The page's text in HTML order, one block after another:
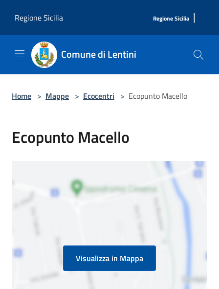
Regione Sicilia
Regione Sicilia |
Comune di Lentini
Home > Mappe > Ecocentri > Ecopunto Macello
Ecopunto Macello
Visualizza in Mappa